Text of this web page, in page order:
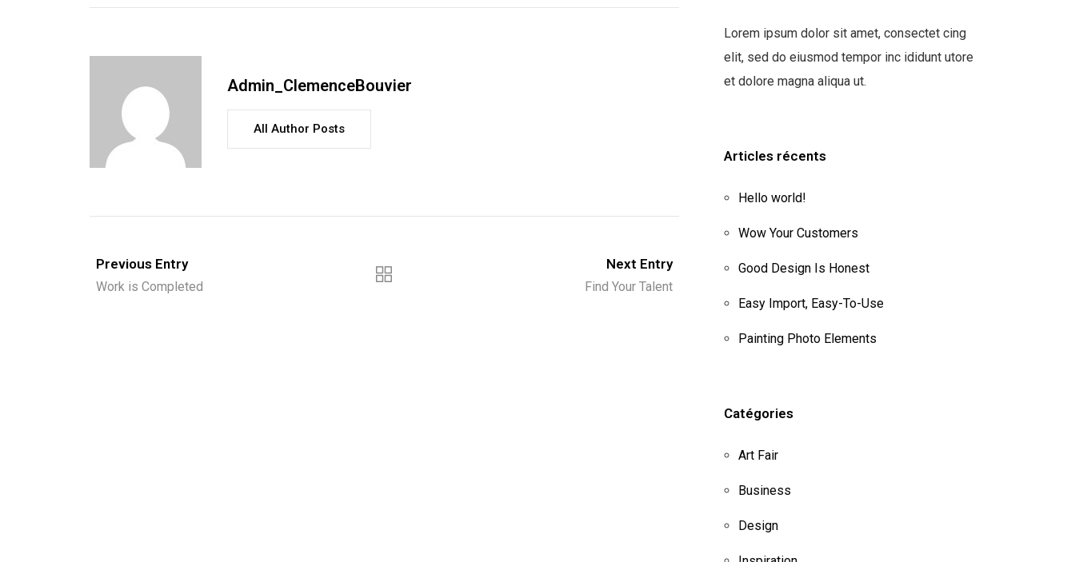
Admin_ClemenceBouvier
All Author Posts
Previous Entry
Work is Completed
Next Entry
Find Your Talent
Lorem ipsum dolor sit amet, consectet cing
elit, sed do eiusmod tempor inc ididunt utore
et dolore magna aliqua ut.
Articles récents
Hello world!
Wow Your Customers
Good Design Is Honest
Easy Import, Easy-To-Use
Painting Photo Elements
Catégories
Art Fair
Business
Design